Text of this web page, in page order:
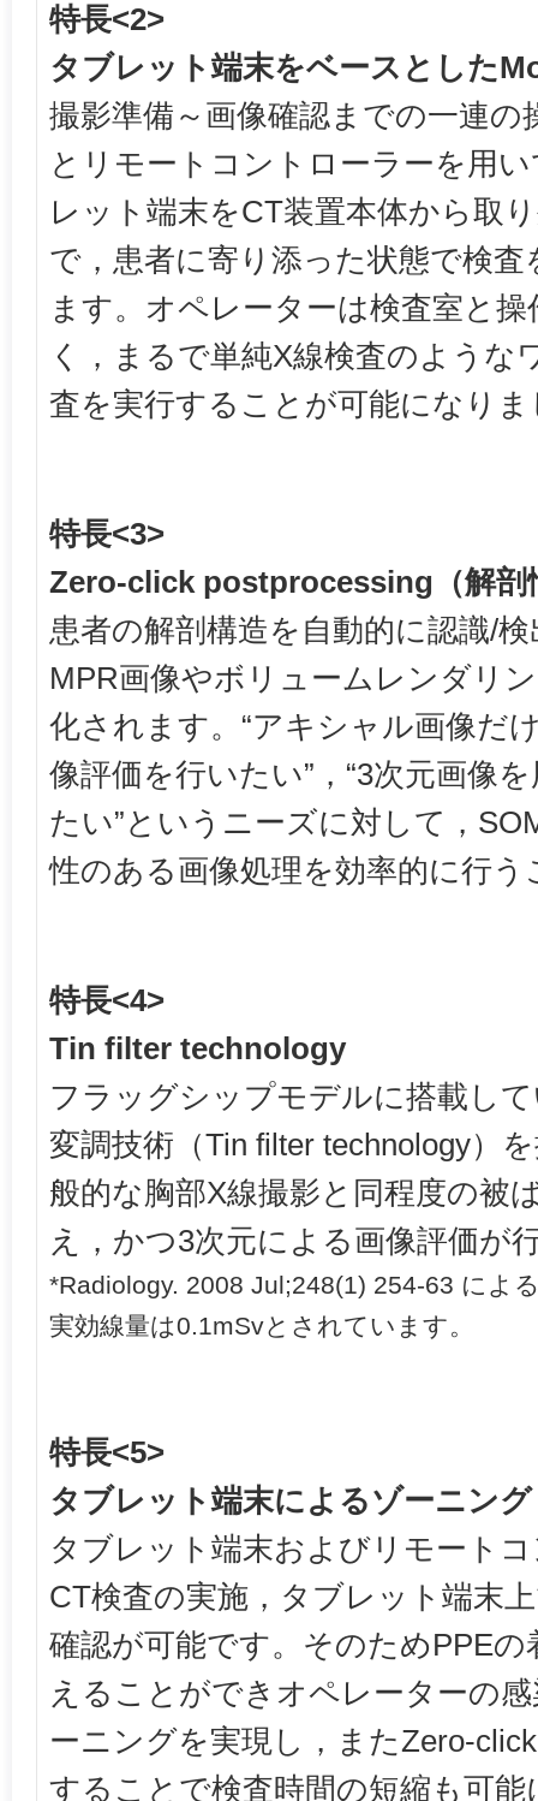
特長<2>
タブレット端末をベースとした
撮影準備～画像確認までの一連
とリモートコントローラーを用
レット端末をCT装置本体から取
で，患者に寄り添った状態で検
ます。オペレーターは検査室と
く，まるで単純X線検査のような
査を実行することが可能になりま
特長<3>
Zero-click postprocessing（解剖
患者の解剖構造を自動的に認識/
MPR画像やボリュームレンダリ
化されます。“アキシャル画像だ
像評価を行いたい”，“3次元画像
たい”というニーズに対して，
性のある画像処理を効率的に行
特長<4>
Tin filter technology
フラッグシップモデルに搭載し
変調技術（Tin filter technology）
般的な胸部X線撮影と同程度の被
え，かつ3次元による画像評価が
*Radiology. 2008 Jul;248(1) 254-63 によ
実効線量は0.1mSvとされています。
特長<5>
タブレット端末によるゾーニング
タブレット端末およびリモート
CT検査の実施，タブレット端末
確認が可能です。そのためPPEの
えることができオペレーターの
ーニングを実現し，またZero-
することで検査時間の短縮も可